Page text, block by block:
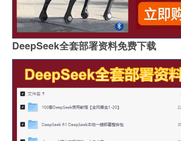
DeepSeek全套部署资料免费下载